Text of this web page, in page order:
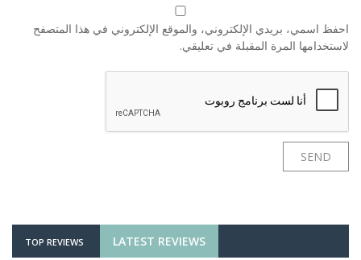
احفظ اسمي، بريدي الإلكتروني، والموقع الإلكتروني في هذا المتصفح
لاستخدامها المرة المقبلة في تعليقي.
LATEST REVIEWS
TOP REVIEWS